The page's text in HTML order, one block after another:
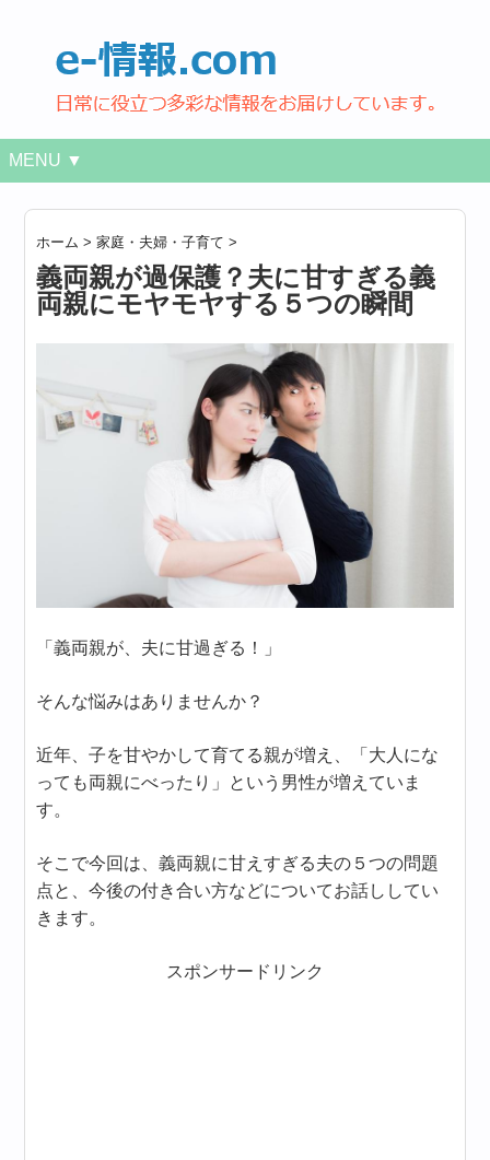
MENU ▼
ホーム >家庭・夫婦・子育て >
義両親が過保護？夫に甘すぎる義
両親にモヤモヤする５つの瞬間
「義両親が、夫に甘過ぎる！」
そんな悩みはありませんか？
近年、子を甘やかして育てる親が増え、「大人にな
っても両親にべったり」という男性が増えていま
す。
そこで今回は、義両親に甘えすぎる夫の５つの問題
点と、今後の付き合い方などについてお話ししてい
きます。
スポンサードリンク